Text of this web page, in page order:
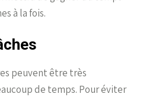
à la fois.
peuvent être très
de temps. Pour éviter